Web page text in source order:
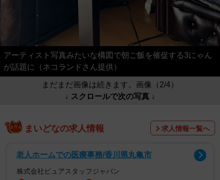
アーティスト写真みたいな構図で朝ご飯を催促する3にゃん
が話題に（ネコランドさん提供）
まだまだ画像は続きます。画像（2/4）
↓ スクロールで次の写真 ↓
まいどなの求人情報 求人情報一覧へ
老人ホームでの医療事務/香川県丸亀市
株式会社ピュアスタッフジャパン